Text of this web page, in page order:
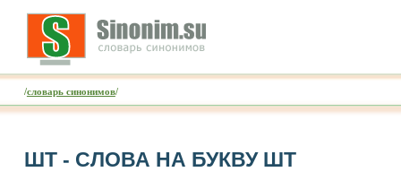
/словарь синонимов/
ШТ - CЛОВА НА БУКВУ ШТ